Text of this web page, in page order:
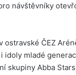
návštěvníky
ostravské ČEZ
idoly mladé
skupiny Abba